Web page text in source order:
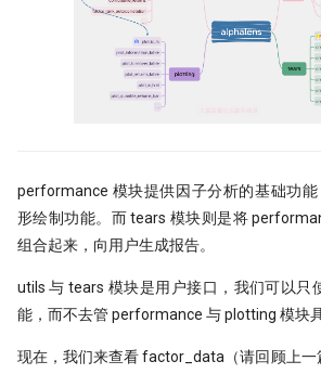
关于昨天应该涨多少这件事，
Tushare 和 东财还没商量好
谁压垮了这个基站？用XGBoost如何
进行时序事件归因
The Sound of Risk! 闻弦歌而知雅意,
Tcn
量化投资黑话：深度解析“因子”及其
原作者失联8个月，我们接手维护后
档
量化实盘接口
ClickHouse: One table to rule them
all!
QMT/XtQuant 之开发环境篇
performance 模块提供因子分析的基础功
形绘制功能。而 tears 模块则是将
组合起来，向用户生成报告。
utils 与 tears 模块是用户接口，我们可以只
能，而不去管 performance 与 plotting 模块
现在，我们来查看 factor_data（请回顾上一